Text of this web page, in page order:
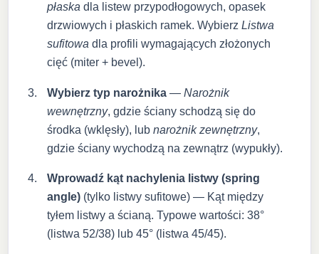
płaska dla listew przypodłogowych, opasek
drzwiowych i płaskich ramek. WybierzListwa
sufitowa dla profili wymagających złożonych
cięć (miter + bevel).
Wybierz typ narożnika —Narożnik
wewnętrzny, gdzie ściany schodzą się do
środka (wklęsły), lubnarożnik zewnętrzny,
gdzie ściany wychodzą na zewnątrz (wypukły).
Wprowadź kąt nachylenia listwy (spring
angle) (tylko listwy sufitowe) — Kąt między
tyłem listwy a ścianą. Typowe wartości: 38°
(listwa 52/38) lub 45° (listwa 45/45).